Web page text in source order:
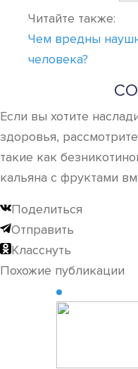
Читайте также:
Чем вредны
человека?
Если вы хотите
здоровья,
такие как
кальяна с фруктами
Поделиться
Отправить
Класснуть
Похожие публикации